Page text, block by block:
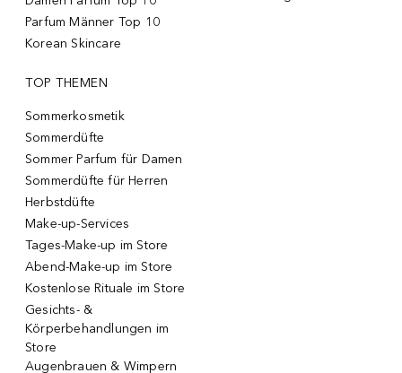
Parfum Männer Top 10
Korean Skincare
TOP THEMEN
Sommerkosmetik
Sommerdüfte
Sommer Parfum für Damen
Sommerdüfte für Herren
Herbstdüfte
Make-up-Services
Tages-Make-up im Store
Abend-Make-up im Store
Kostenlose Rituale im Store
Gesichts- &
Körperbehandlungen im
Store
Augenbrauen & Wimpern